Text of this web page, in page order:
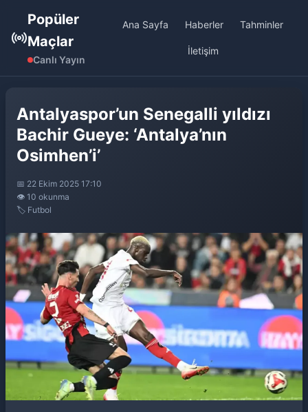
Popüler
Maçlar
Canlı Yayın
Ana Sayfa Haberler Tahminler
İletişim
Antalyaspor’un Senegalli yıldızı
Bachir Gueye: ‘Antalya’nın
Osimhen’i’
📅 22 Ekim 2025 17:10
👁️ 10 okunma
🏷️ Futbol